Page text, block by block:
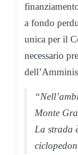
a fondo
unica per il
necessario
Monte
La strada